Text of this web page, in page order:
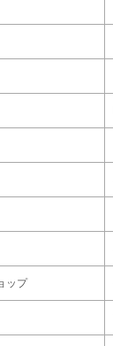
ップ